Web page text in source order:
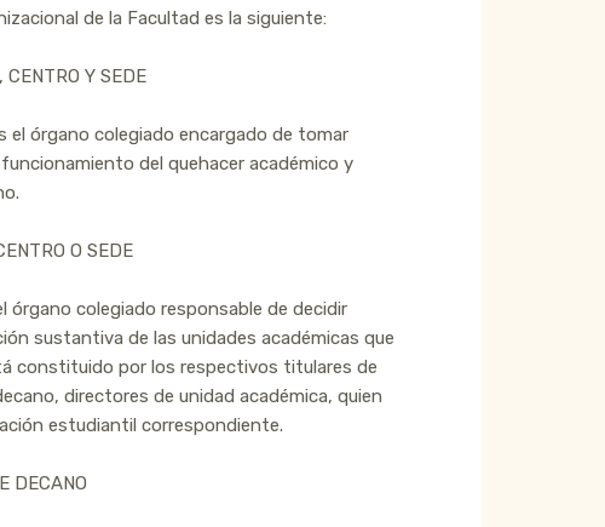
de la Facultad es la siguiente:
Y SEDE
el órgano colegiado encargado de tomar
del quehacer académico y
O SEDE
colegiado responsable de decidir
sustantiva de las unidades académicas que
constituido por los respectivos titulares de
directores de unidad académica, quien
estudiantil correspondiente.
DECANO